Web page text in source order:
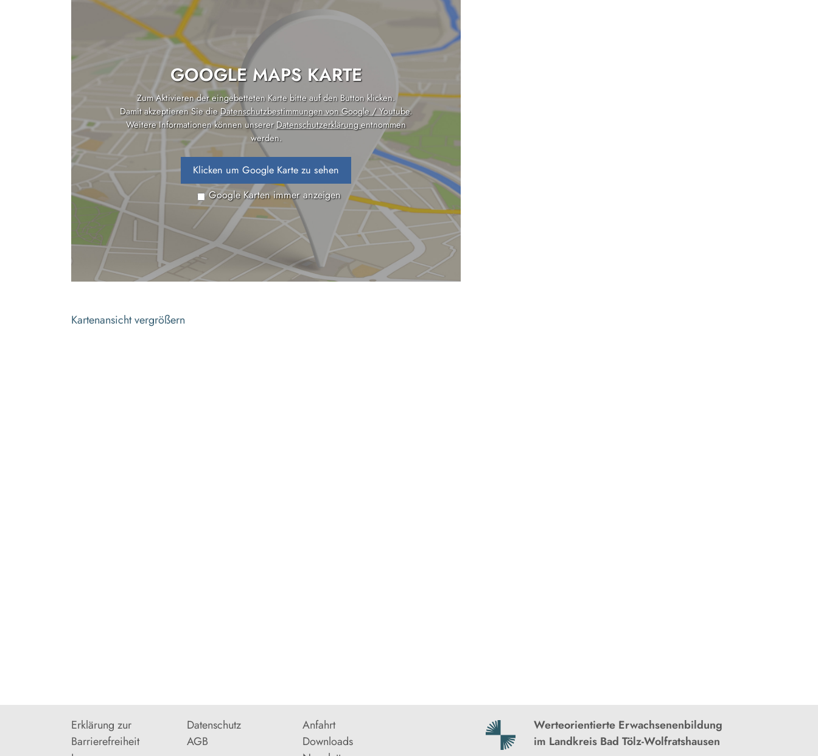
GOOGLE MAPS KARTE
Zum Aktivieren der eingebetteten Karte bitte auf den Button klicken.
Damit akzeptieren Sie dieDatenschutzbestimmungen von Google / Youtube.
Weitere Informationen können unsererDatenschutzerklärungentnommen
werden.
Klicken um Google Karte zu sehen
Google Karten immer anzeigen
Kartenansicht vergrößern
Erklärung zur
Barrierefreiheit
Datenschutz
AGB
Anfahrt
Downloads
Werteorientierte Erwachsenenbildung
im Landkreis Bad Tölz-Wolfratshausen